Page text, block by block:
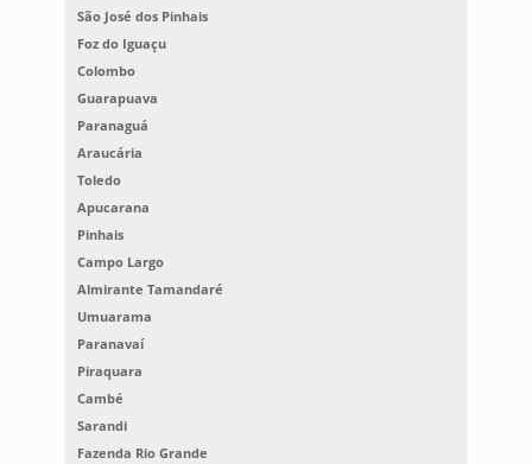
São José dos Pinhais
Foz do Iguaçu
Colombo
Guarapuava
Paranaguá
Araucária
Toledo
Apucarana
Pinhais
Campo Largo
Almirante Tamandaré
Umuarama
Paranavaí
Piraquara
Cambé
Sarandi
Fazenda Rio Grande